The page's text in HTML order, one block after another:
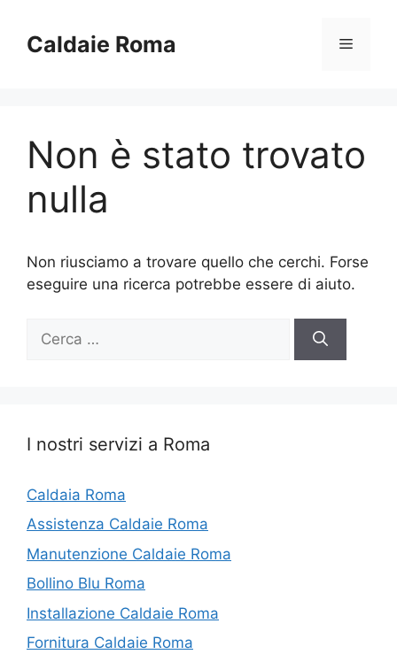
contenuto
Caldaie Roma Menu
Non è stato trovato
nulla
Non riusciamo a trovare quello che cerchi. Forse
eseguire una ricerca potrebbe essere di aiuto.
per:
I nostri servizi a Roma
Caldaia Roma
Assistenza Caldaie Roma
Manutenzione Caldaie Roma
Bollino Blu Roma
Installazione Caldaie Roma
Fornitura Caldaie Roma